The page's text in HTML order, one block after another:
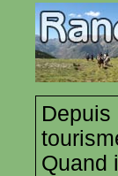
Depuis
Quand